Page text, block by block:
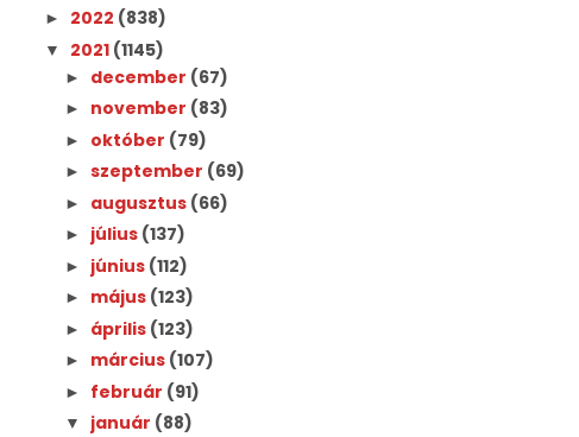
► 2022 (838)
▼ 2021 (1145)
► december (67)
► november (83)
► október (79)
►szeptember (69)
► augusztus (66)
► július (137)
► június (112)
► május (123)
► április (123)
► március (107)
► február (91)
▼ január (88)